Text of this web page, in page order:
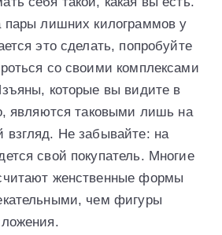
пары лишних килограммов у
это сделать, попробуйте
со своими комплексами
которые вы видите в
являются таковыми лишь на
взгляд. Не забывайте: на
свой покупатель. Многие
женственные формы
чем фигуры